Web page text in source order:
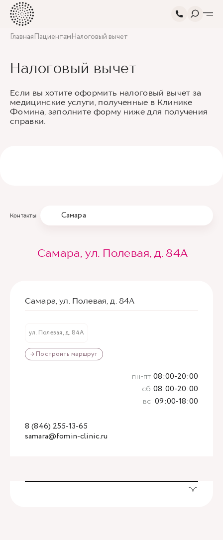
ГлавнаяПациентамНалоговый вычет
Налоговый вычет
Если вы хотите оформить налоговый вычет за
медицинские услуги, полученные в Клинике
Фомина, заполните форму ниже для получения
справки.
Контакты Самара
Самара, ул. Полевая, д. 84А
Самара, ул. Полевая, д. 84А
ул. Полевая, д. 84А
→ Построить маршрут
samara@fomin-clinic.ru
8 (846) 255-13-65
пн-пт 08:00-20:00
сб 08:00-20:00
вс 09:00-18:00